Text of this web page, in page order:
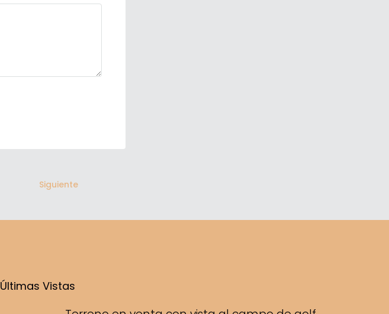
Siguiente
Últimas Vistas